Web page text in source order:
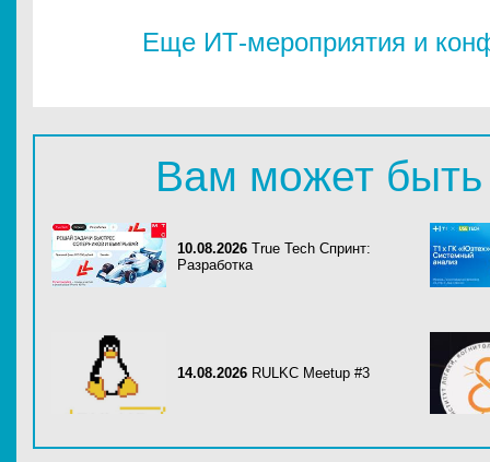
Еще ИТ-мероприятия и
Вам может быть
10.08.2026 True Tech Спринт:
Разработка
14.08.2026 RULKC Meetup #3